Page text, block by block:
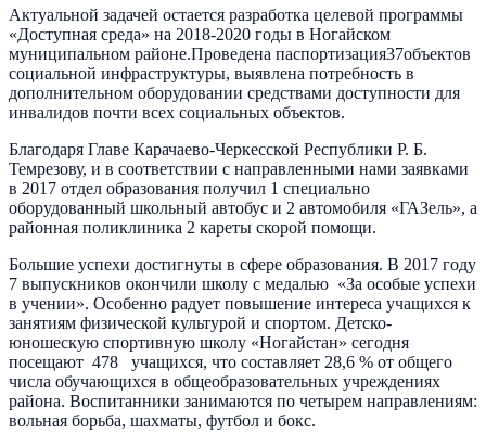
Актуальной задачей остается разработка целевой программы
«Доступная среда» на 2018-2020 годы в Ногайском
муниципальном районе.Проведена паспортизация37объектов
социальной инфраструктуры, выявлена потребность в
дополнительном оборудовании средствами доступности для
инвалидов почти всех социальных объектов.
Благодаря Главе Карачаево-Черкесской Республики Р. Б.
Темрезову, и в соответствии с направленными нами заявками
в 2017 отдел образования получил 1 специально
оборудованный школьный автобус и 2 автомобиля «ГАЗель», а
районная поликлиника 2 кареты скорой помощи.
Большие успехи достигнуты в сфере образования. В 2017 году
7 выпускников окончили школу с медалью «За особые успехи
в учении». Особенно радует повышение интереса учащихся к
занятиям физической культурой и спортом. Детско-
юношескую спортивную школу «Ногайстан» сегодня
посещают 478 учащихся, что составляет 28,6 % от общего
числа обучающихся в общеобразовательных учреждениях
района. Воспитанники занимаются по четырем направлениям:
вольная борьба, шахматы, футбол и бокс.